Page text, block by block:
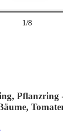
1/8
Pflanzring